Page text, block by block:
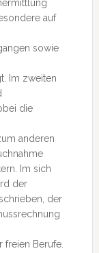
auf
sowie
Im zweiten
die
anderen
Im sich
der
der
Berufe.